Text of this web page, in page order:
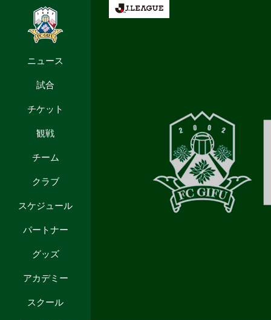
ニュース
試合
チケット
観戦
チーム
クラブ
スケジュール
パートナー
グッズ
アカデミー
スクール